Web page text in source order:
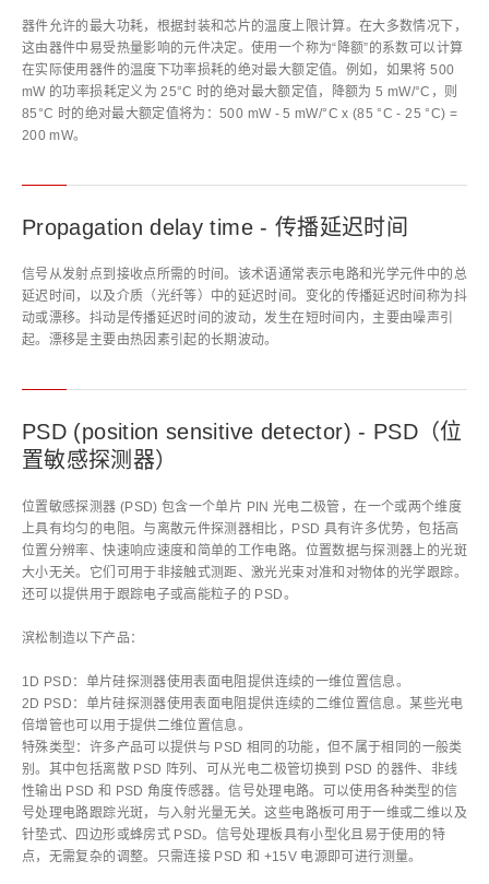
器件允许的最大功耗，根据封装和芯片的温度上限计算。在大多数情况下，
这由器件中易受热量影响的元件决定。使用一个称为“降额”的系数可以计算
在实际使用器件的温度下功率损耗的绝对最大额定值。例如，如果将 500
mW 的功率损耗定义为 25°C 时的绝对最大额定值，降额为 5 mW/°C，则
85°C 时的绝对最大额定值将为：500 mW - 5 mW/°C x (85 °C - 25 °C) =
200 mW。
Propagation delay time - 传播延迟时间
信号从发射点到接收点所需的时间。该术语通常表示电路和光学元件中的总
延迟时间，以及介质（光纤等）中的延迟时间。变化的传播延迟时间称为抖
动或漂移。抖动是传播延迟时间的波动，发生在短时间内，主要由噪声引
起。漂移是主要由热因素引起的长期波动。
PSD (position sensitive detector) - PSD（位
置敏感探测器）
位置敏感探测器 (PSD) 包含一个单片 PIN 光电二极管，在一个或两个维度
上具有均匀的电阻。与离散元件探测器相比，PSD 具有许多优势，包括高
位置分辨率、快速响应速度和简单的工作电路。位置数据与探测器上的光斑
大小无关。它们可用于非接触式测距、激光光束对准和对物体的光学跟踪。
还可以提供用于跟踪电子或高能粒子的 PSD。
滨松制造以下产品：
1D PSD：单片硅探测器使用表面电阻提供连续的一维位置信息。
2D PSD：单片硅探测器使用表面电阻提供连续的二维位置信息。某些光电
倍增管也可以用于提供二维位置信息。
特殊类型：许多产品可以提供与 PSD 相同的功能，但不属于相同的一般类
别。其中包括离散 PSD 阵列、可从光电二极管切换到 PSD 的器件、非线
性输出 PSD 和 PSD 角度传感器。信号处理电路。可以使用各种类型的信
号处理电路跟踪光斑，与入射光量无关。这些电路板可用于一维或二维以及
针垫式、四边形或蜂房式 PSD。信号处理板具有小型化且易于使用的特
点，无需复杂的调整。只需连接 PSD 和 +15V 电源即可进行测量。